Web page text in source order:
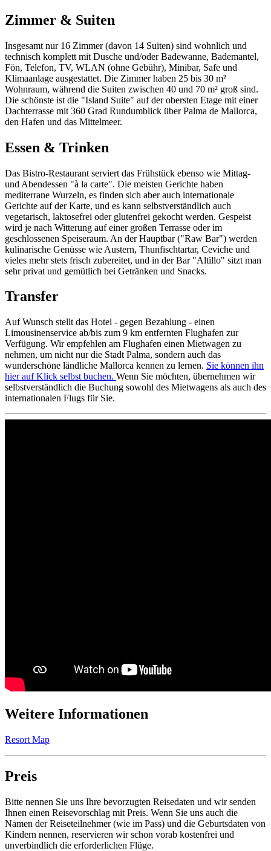
Zimmer & Suiten
Insgesamt nur 16 Zimmer (davon 14 Suiten) sind wohnlich und
technisch komplett mit Dusche und/oder Badewanne, Bademantel,
Fön, Telefon, TV, WLAN (ohne Gebühr), Minibar, Safe und
Klimaanlage ausgestattet. Die Zimmer haben 25 bis 30 m²
Wohnraum, während die Suiten zwischen 40 und 70 m² groß sind.
Die schönste ist die "Island Suite" auf der obersten Etage mit einer
Dachterrasse mit 360 Grad Rundumblick über Palma de Mallorca,
den Hafen und das Mittelmeer.
Essen & Trinken
Das Bistro-Restaurant serviert das Frühstück ebenso wie Mittag-
und Abendessen "à la carte". Die meisten Gerichte haben
mediterrane Wurzeln, es finden sich aber auch internationale
Gerichte auf der Karte, und es kann selbstverständlich auch
vegetarisch, laktosefrei oder glutenfrei gekocht werden. Gespeist
wird je nach Witterung auf einer großen Terrasse oder im
geschlossenen Speiseraum. An der Hauptbar ("Raw Bar") werden
kulinarische Genüsse wie Austern, Thunfischtartar, Ceviche und
vieles mehr stets frisch zubereitet, und in der Bar "Altillo" sitzt man
sehr privat und gemütlich bei Getränken und Snacks.
Transfer
Auf Wunsch stellt das Hotel - gegen Bezahlung - einen
Limousinenservice ab/bis zum 9 km entfernten Flughafen zur
Verfügung. Wir empfehlen am Flughafen einen Mietwagen zu
nehmen, um nicht nur die Stadt Palma, sondern auch das
wunderschöne ländliche Mallorca kennen zu lernen. Sie können ihn
hier auf Klick selbst buchen. Wenn Sie möchten, übernehmen wir
selbstverständlich die Buchung sowohl des Mietwagens als auch des
internationalen Flugs für Sie.
Weitere Informationen
Resort Map
Preis
Bitte nennen Sie uns Ihre bevorzugten Reisedaten und wir senden
Ihnen einen Reisevorschlag mit Preis. Wenn Sie uns auch die
Namen der Reiseteilnehmer (wie im Pass) und die Geburtsdaten von
Kindern nennen, reservieren wir schon vorab kostenfrei und
unverbindlich die erforderlichen Flüge.